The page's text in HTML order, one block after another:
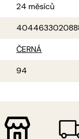
24 měsíců
ČERNÁ
94